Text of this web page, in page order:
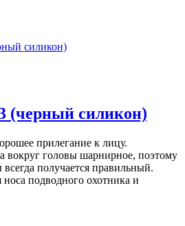
(черный силикон)
прилегание к лицу.
вокруг головы шарнирное, поэтому
всегда получается правильный.
подводного охотника и